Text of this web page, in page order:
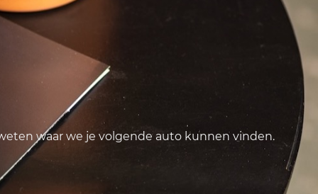
waar we je volgende auto kunnen vinden.